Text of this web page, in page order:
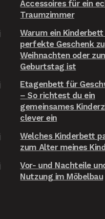
Accessoires für ein
Traumzimmer
Warum ein
perfekte Geschenk zu
Weihnachten oder
Geburtstag ist
Etagenbett für
– So richtest du ein
gemeinsames
clever ein
Welches Kinderbett
zum Alter meines
Vor- und Nachteile
Nutzung im Möbelbau